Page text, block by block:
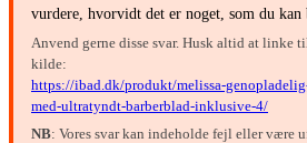
vurdere, hvorvidt det er noget, som du kan
Anvend gerne disse svar. Husk altid at linke
kilde:
https://ibad.dk/produkt/melissa-
med-ultratyndt-barberblad-inklusive-4/
NB: Vores svar kan indeholde fejl eller være